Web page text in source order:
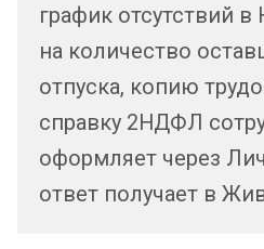
график отсутствий в
на количество
отпуска, копию
справку 2НДФЛ
оформляет через
ответ получает в